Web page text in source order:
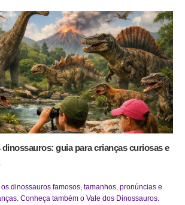
guia para crianças curiosas e
dinossauros famosos, tamanhos, pronúncias e
Conheça também o Vale dos Dinossauros.